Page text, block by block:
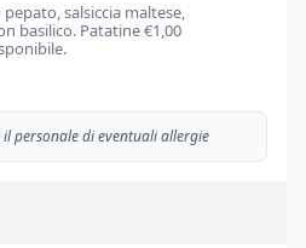
salsiccia maltese,
basilico. Patatine €1,00
personale di eventuali allergie